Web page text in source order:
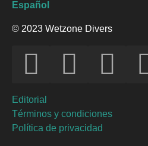
Español
© 2023 Wetzone Divers
Editorial
Términos y condiciones
Política de privacidad